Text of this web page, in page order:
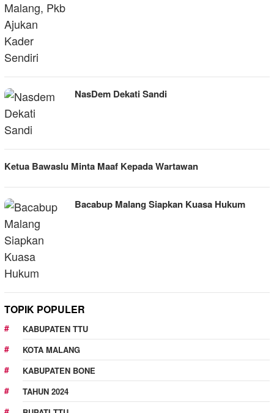
NasDem Dekati Sandi
Ketua Bawaslu Minta Maaf Kepada Wartawan
Bacabup Malang Siapkan Kuasa Hukum
TOPIK POPULER
KABUPATEN TTU
KOTA MALANG
KABUPATEN BONE
TAHUN 2024